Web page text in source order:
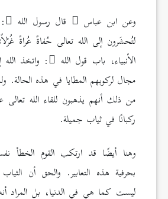
وعن ابن عباس
قال رسول الله
:
لتُحشَرون إلى الله تعالى حُفاةً عُراةً
الأنبياء، باب قول الله
: واتخذ الله
مجال لركوبهم المطايا في هذه الحالة.
من ذلك أنهم يذهبون للقاء الله تعالى
ركبانًا في ثياب جميلة.
وهنا أيضًا قد ارتكب القوم الخطأ
بحرفية هذه التعابير. والحق أن
ليست كما هي في الدنيا، بل المراد